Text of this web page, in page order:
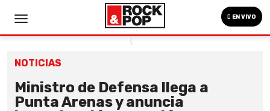
EN VIVO
NOTICIAS
Ministro de Defensa llega a
Punta Arenas y anuncia